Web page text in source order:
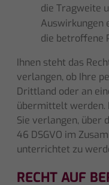
die Tragweite
Auswirkungen
die betroffene
Ihnen steht das
verlangen, ob Ihre
Drittland oder an
übermittelt werden.
Sie verlangen, über
46 DSGVO im
unterrichtet zu
RECHT AUF